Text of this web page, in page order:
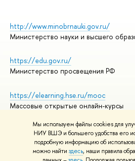
Мы используем файлы cookies для
НИУ ВШЭ и большего удобства его
подробную информацию об
можно найти здесь, наши правила
http://www.minobrnauki.gov.ru/
Министерство науки и высшего
https://edu.gov.ru/
Министерство просвещения РФ
https://elearning.hse.ru/mooc
Массовые открытые онлайн-курсы
© НИУ ВШЭ 1993–2026
Адреса и
Условия использования материалов